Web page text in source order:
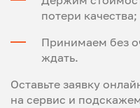
потери качества;
Принимаем без
ждать.
Оставьте заявку
на сервис и